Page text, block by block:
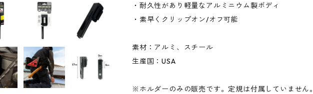
・耐久性があり軽量なアルミニウム製ボディ
・素早くクリップオン/オフ可能
素材：アルミ、スチール
生産国：USA
※ホルダーのみの販売です。定規は付属していません。